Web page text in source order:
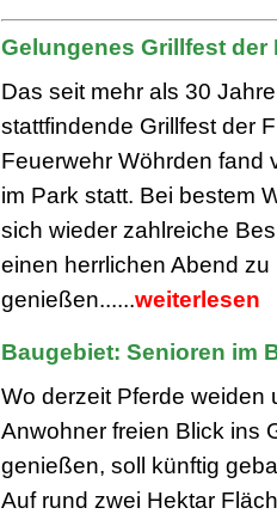
Gelungenes Grillfest der
Das seit mehr als 30
stattfindende Grillfest der
Feuerwehr Wöhrden fand
im Park statt. Bei bestem
sich wieder zahlreiche
einen herrlichen Abend zu
genießen......weiterlesen
Baugebiet: Senioren im
Wo derzeit Pferde weiden
Anwohner freien Blick ins
genießen, soll künftig
Auf rund zwei Hektar